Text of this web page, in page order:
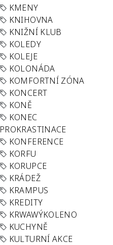
KMENY
KNIHOVNA
KNIŽNÍ KLUB
KOLEDY
KOLEJE
KOLONÁDA
KOMFORTNÍ ZÓNA
KONCERT
KONĚ
KONEC
PROKRASTINACE
KONFERENCE
KORFU
KORUPCE
KRÁDEŽ
KRAMPUS
KREDITY
KRWAWÝKOLENO
KUCHYNĚ
KULTURNÍ AKCE